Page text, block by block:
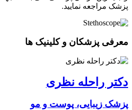
پزشک مراجعه نمایید.
معرفی پزشکان و کلینیک ها
دکتر راحله نظری
پزشک زیبایی، پوست و مو